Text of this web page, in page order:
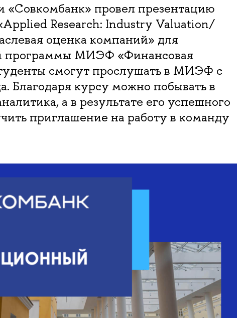
«Совкомбанк» провел презентацию
Research: Industry Valuation/
оценка компаний» для
программы МИЭФ «Финансовая
смогут прослушать в МИЭФ с
Благодаря курсу можно побывать в
а в результате его успешного
приглашение на работу в команду